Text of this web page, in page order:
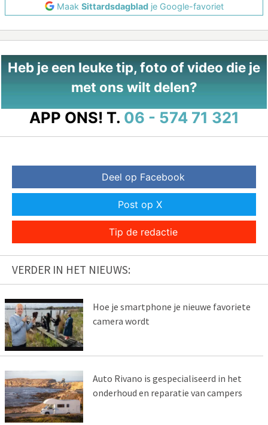
Maak Sittardsdagbladje Google-favoriet
Heb je een leuke tip, foto of video die je
met ons wilt delen?
APP ONS! T. 06 - 574 71 321
Deel op Facebook
Post op X
Tip de redactie
VERDER IN HET NIEUWS:
Hoe je smartphone je nieuwe favoriete
camera wordt
Auto Rivano is gespecialiseerd in het
onderhoud en reparatie van campers